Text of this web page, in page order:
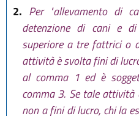
2. Per "allevamento di
detenzione di cani e
superiore a tre fattrici o
attività è svolta fini di
al comma 1 ed è
comma 3. Se tale
non a fini di lucro, chi la